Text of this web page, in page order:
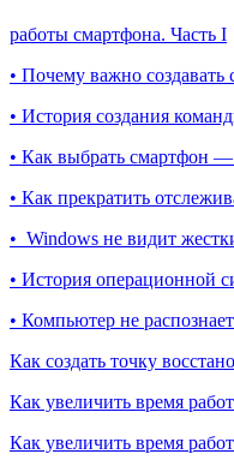
работы смартфона. Часть I
• Почему важно
• История создания
• Как выбрать смартфон —
• Как прекратить
• Windows не видит
• История операционной
• Компьютер не
Как создать точку
Как увеличить время
Как увеличить время